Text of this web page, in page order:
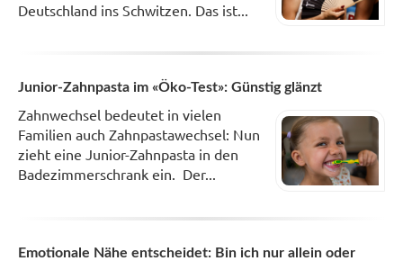
Deutschland ins Schwitzen. Das ist...
Junior-Zahnpasta im «Öko-Test»: Günstig glänzt
Zahnwechsel bedeutet in vielen
Familien auch Zahnpastawechsel: Nun
zieht eine Junior-Zahnpasta in den
Badezimmerschrank ein. Der...
Emotionale Nähe entscheidet: Bin ich nur allein oder